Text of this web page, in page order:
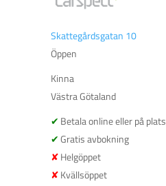
Skattegårdsgatan 10
Öppen
Kinna
Västra Götaland
Betala online eller på plats
Gratis avbokning
Helgöppet
Kvällsöppet